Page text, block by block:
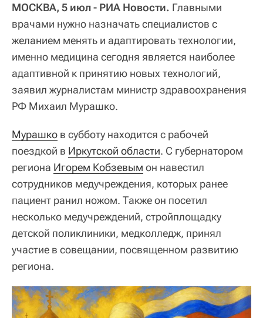
МОСКВА, 5 июл - РИА Новости. Главными
врачами нужно назначать специалистов с
желанием менять и адаптировать технологии,
именно медицина сегодня является наиболее
адаптивной к принятию новых технологий,
заявил журналистам министр здравоохранения
РФ Михаил Мурашко.
Мурашко в субботу находится с рабочей
поездкой в Иркутской области. С губернатором
региона Игорем Кобзевым он навестил
сотрудников медучреждения, которых ранее
пациент ранил ножом. Также он посетил
несколько медучреждений, стройплощадку
детской поликлиники, медколледж, принял
участие в совещании, посвященном развитию
региона.